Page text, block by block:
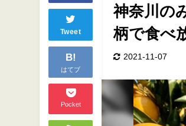
Tweet
B!
はてブ
Pocket
神奈川の
柄で食べ
2021-11-07